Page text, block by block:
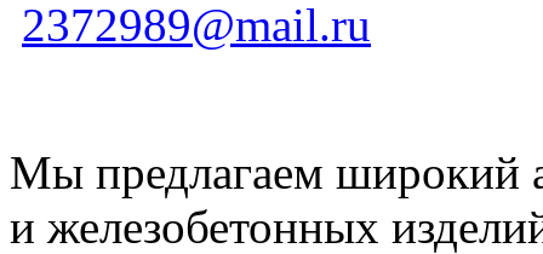
2372989@mail.ru
Мы предлагаем широкий
и железобетонных